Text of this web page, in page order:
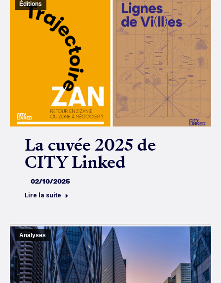
Éditions
La cuvée 2025 de
CITY Linked
02/10/2025
Lire la suite
Analyses